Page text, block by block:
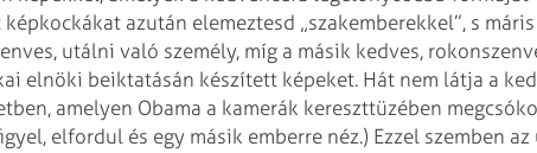
azután elemeztesd „szakemberekkel”, s máris
utálni való személy, míg a másik kedves,
elnöki beiktatásán készített képeket. Hát nem látja a
amelyen Obama a kamerák kereszttüzében
elfordul és egy másik emberre néz.) Ezzel szemben az